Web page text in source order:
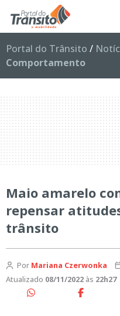
Portal do Trânsito /
Comportamento
Maio amarelo
repensar
trânsito
Por Mariana Czerwonka
Atualizado 08/11/2022 às 22h27